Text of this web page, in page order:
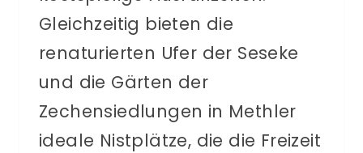
Gleichzeitig bieten die
renaturierten Ufer der Seseke
und die Gärten der
Zechensiedlungen in Methler
ideale Nistplätze, die die Freizeit